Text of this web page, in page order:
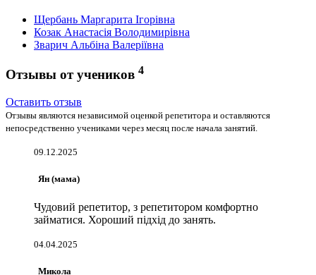
Щербань Маргарита Ігорівна
Козак Анастасія Володимирівна
Зварич Альбіна Валеріївна
Отзывы от учеников 4
Оставить отзыв
Отзывы являются независимой оценкой репетитора и оставляются
непосредственно учениками через месяц после начала занятий.
09.12.2025
Ян (мама)
Чудовий репетитор, з репетитором комфортно
займатися. Хороший підхід до занять.
04.04.2025
Микола